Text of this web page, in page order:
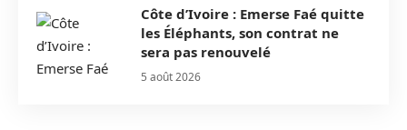
Côte d’Ivoire : Emerse Faé quitte
les Éléphants, son contrat ne
sera pas renouvelé
5 août 2026